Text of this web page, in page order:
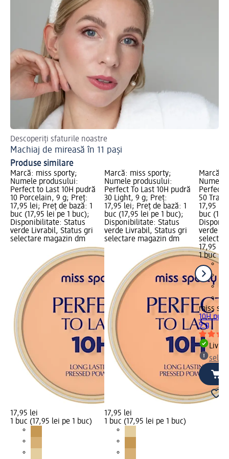
Descoperiți sfaturile noastre
Machiaj de mireasă în 11 pași
Produse similare
Marcă: miss sporty;
Numele produsului:
Perfect to Last 10H pudră
10 Porcelain, 9 g; Preț:
17,95 lei; Preț de bază: 1
buc (17,95 lei pe 1 buc);
Disponibilitate: Status
verde Livrabil, Status gri
selectare magazin dm
17,95 lei
1 buc (17,95 lei pe 1 buc)
Marcă: miss sporty;
Numele produsului:
Perfect To Last 10H pudră
30 Light, 9 g; Preț:
17,95 lei; Preț de bază: 1
buc (17,95 lei pe 1 buc);
Disponibilitate: Status
verde Livrabil, Status gri
selectare magazin dm
17,95 lei
1 buc (17,95 lei pe 1 buc)
Marcă:
Numele
Perfect
50
17,95
buc
verde
17,95 lei
1 buc
miss
10H
9 g